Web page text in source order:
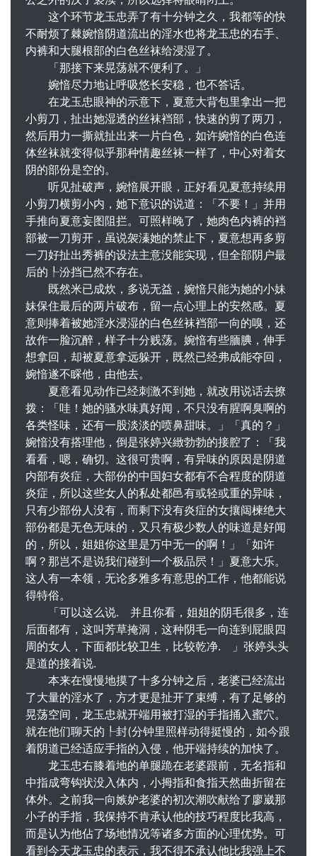
这个环节龙玉忠弄了有十分钟之久，我都等的快
不耐烦了棘婉愔阴道流出的淫水也将龙玉忠的右手、
内裤和大腿根部的白色丝袜给浸湿了。
「那接下来晃荡就不便利了。」
婉愔尽力地让呼吸悠长安稳，也不答话。
在龙玉忠眼神的示意下，夏意大背包里拿出一把
小剪刀，扯出她湿透的丝袜裆部，快速的剪了两刀，
然后用力一撕就扯出来一片白色，如许婉愔的白色连
体丝袜就变得似乎那种情趣丝袜一样了，中心对着女
阴的部份是空的。
听见扯破声，婉愔展开眼，正好看见夏意持续用
小剪刀横剪小内，她下意识的说道：「不要！」并用
手推向夏意妄图阻拦。可照样晚了，她肉色内裤的裆
部被一刀剪开，虽说袈溱她的禁止下，夏意想再多剪
一刀好扯出秀裤的设法主意没能实现，但全部阴户最
后的┞汾挡已然不存在。
既然米已成炊，多说无益，婉愔只能为她的小妹
妹保住最后的两片破布，留一点心理上的安然感。夏
意则捧着被她淫水浸湿的白色丝袜裆部一向的嗅，还
故作一脸沉醉，样子十分贱荡。婉愔有些腼腆，伸手
想拿回，却被夏意拿远躲开，既然已经弗成能夺回，
婉愔遂不睬他，由他去。
夏意看见动作已经刺激不到她，就改用说话去撩
拨：「哇！她的骚水味真好闻，不只没有腥啊臭啊的
各类怪味，还有一股淡淡的喷鼻甜味。」「真的？」
婉愔没有搭理他，倒是张婷兴緻勃勃的接腔了：「我
看看，嗯，确切。这很可贵啊，有异味的原因是阴道
内部有炎症，大部份的中国妇女都有不合程度的阴道
炎症，所以这些女人的私处都邑有或轻或重的异味，
只有少部份人没有，而剩下没有炎症的女攘闼楝绝大
部份都是无色无味的，又只有极少数人的味道是好闻
的，所以，姐姐你这里是万中无一的啊！」「如许
啊？那岂不是说我们碰到一个极品屄！」夏意大乐。
这人有一本领，无论多雅多有意思的工作，他都能说
得特俗。
「可以这么说. 并且你看，姐姐的阴毛很多，连
后面都有，这叫芳草掩洞，这种阴毛一向连到屁眼四
周的女人，下面都比较卫生，比较乾净. 」张婷头头
是道的接着说.
本来在慢慢地摸了十多分钟之后，老婆已经流出
了大量的淫水了，方才更是扯开了束缚，有了足够的
晃荡空间，龙玉忠就开端用被打湿的手指捅入蜜穴。
就在他们聊天的┞封(分钟里照样动得挺慢的，如今跟
着阴道已经适应手指的入侵，他开端持续的加快了。
龙玉忠右膝着地的单腿跪在老婆跟前，无名指和
中指成弯钩状没入体内，小拇指和食指天然曲折留在
体外。之前我一向嫉妒老婆的初次潮吹献给了廖崴那
小子的手指，我保持不肯承认他的技巧程度比我高，
而是认为他佔了场地情况等诸多方面的心理优势。可
看到今天龙玉忠的表示，我不得不承认他比我强上不